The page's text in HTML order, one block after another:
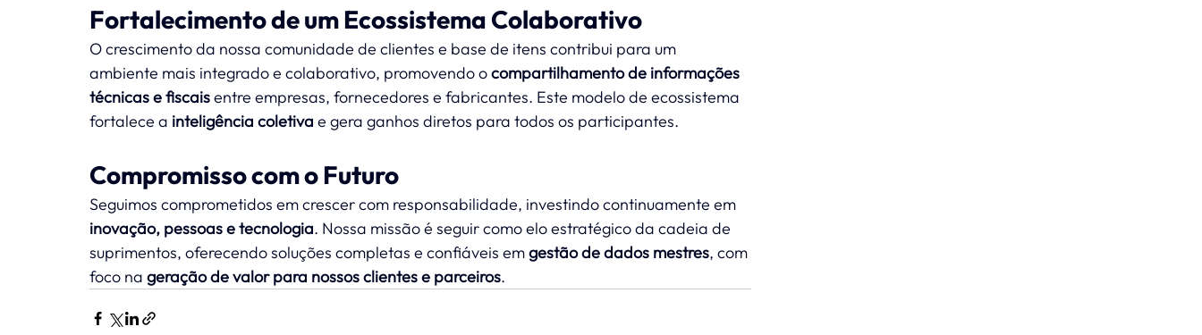
Fortalecimento de um Ecossistema Colaborativo
O crescimento da nossa comunidade de clientes e base de itens contribui para um
ambiente mais integrado e colaborativo, promovendo o compartilhamento de informações
técnicas e fiscais entre empresas, fornecedores e fabricantes. Este modelo de ecossistema
fortalece a inteligência coletiva e gera ganhos diretos para todos os participantes.
Compromisso com o Futuro
Seguimos comprometidos em crescer com responsabilidade, investindo continuamente em
inovação, pessoas e tecnologia. Nossa missão é seguir como elo estratégico da cadeia de
suprimentos, oferecendo soluções completas e confiáveis em gestão de dados mestres, com
foco na geração de valor para nossos clientes e parceiros.